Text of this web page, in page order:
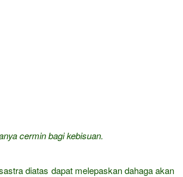
cermin bagi kebisuan.
diatas dapat melepaskan dahaga akan